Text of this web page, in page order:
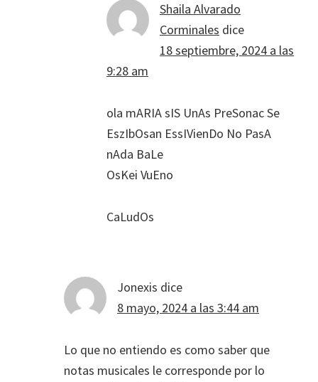
Shaila Alvarado
Corminales dice
18 septiembre, 2024 a las
9:28 am
ola mARIA sIS UnAs PreSonac Se
EszIbOsan EssIVienDo No PasA
nAda BaLe
OsKei VuEno
CaLudOs
Jonexis dice
8 mayo, 2024 a las 3:44 am
Lo que no entiendo es como saber que
notas musicales le corresponde por lo